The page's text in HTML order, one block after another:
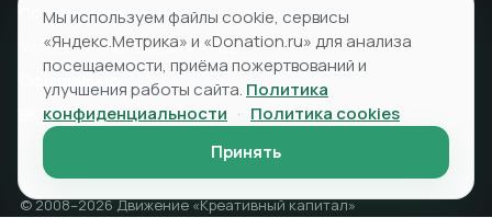
Политика cookies
Условия использования ПД
Официально
ВКонтакте
© 2008–2026 Движение «Креативный капитал»
Мы используем файлы cookie, сервисы
«Яндекс.Метрика» и «Donation.ru» для анализа
посещаемости, приёма пожертвований и
улучшения работы сайта. Политика
конфиденциальности · Политика cookies
Принять